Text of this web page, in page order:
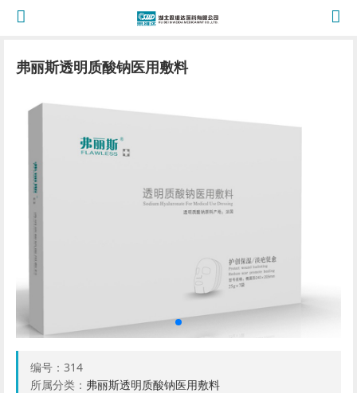
弗丽斯透明质酸钠医用敷料
编号： 314
所属分类： 弗丽斯透明质酸钠医用敷料